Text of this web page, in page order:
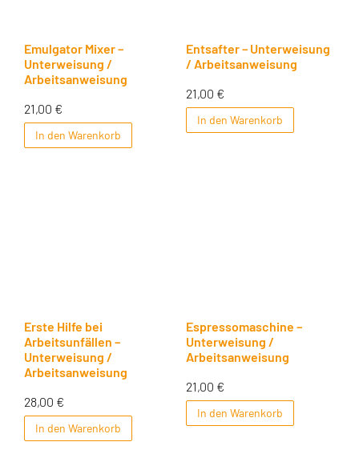
Emulgator Mixer –
Unterweisung /
Arbeitsanweisung
21,00 €
In den Warenkorb
Entsafter – Unterweisung
/ Arbeitsanweisung
21,00 €
In den Warenkorb
Erste Hilfe bei
Arbeitsunfällen –
Unterweisung /
Arbeitsanweisung
28,00 €
In den Warenkorb
Espressomaschine –
Unterweisung /
Arbeitsanweisung
21,00 €
In den Warenkorb